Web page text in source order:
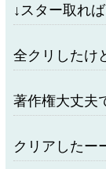
↓スター取れ
全クリしたけ
著作権大丈夫
クリアしたー